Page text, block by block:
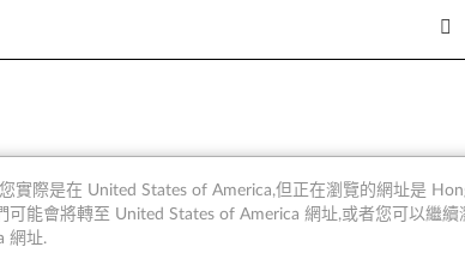
件
這份文件
實際是在 United States of America,但正在瀏覽的網址是
可能會將轉至 United States of America 網址,或者您可以繼續
網址.